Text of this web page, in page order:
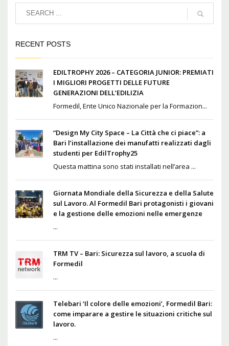
RECENT POSTS
EDILTROPHY 2026 – CATEGORIA JUNIOR: PREMIATI
I MIGLIORI PROGETTI DELLE FUTURE
GENERAZIONI DELL’EDILIZIA
Formedil, Ente Unico Nazionale per la Formazion...
“Design My City Space – La Città che ci piace”: a
Bari l’installazione dei manufatti realizzati dagli
studenti per EdilTrophy25
Questa mattina sono stati installati nell’area ...
Giornata Mondiale della Sicurezza e della Salute
sul Lavoro. Al Formedil Bari protagonisti i giovani
e la gestione delle emozioni nelle emergenze
...
TRM TV – Bari: Sicurezza sul lavoro, a scuola di
Formedil
...
Telebari ‘Il colore delle emozioni’, Formedil Bari:
come imparare a gestire le situazioni critiche sul
lavoro.
...